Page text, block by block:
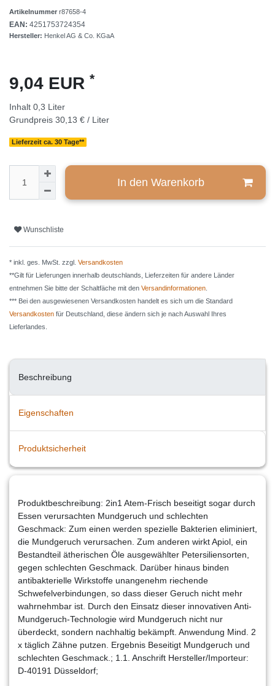
Artikelnummer r87658-4
EAN: 4251753724354
Hersteller: Henkel AG & Co. KGaA
9,04 EUR *
Inhalt 0,3 Liter
Grundpreis 30,13 € / Liter
Lieferzeit ca. 30 Tage**
In den Warenkorb
Wunschliste
* inkl. ges. MwSt. zzgl. Versandkosten
**Gilt für Lieferungen innerhalb deutschlands, Lieferzeiten für andere Länder
entnehmen Sie bitte der Schaltfäche mit den Versandinformationen
*** Bei den ausgewiesenen Versandkosten handelt es sich um die Standard
Versandkosten für Deutschland, diese ändern sich je nach Auswahl Ihres
Lieferlandes.
Beschreibung
Eigenschaften
Produktsicherheit
Produktbeschreibung: 2in1 Atem-Frisch beseitigt sogar durch
Essen verursachten Mundgeruch und schlechten
Geschmack: Zum einen werden spezielle Bakterien eliminiert,
die Mundgeruch verursachen. Zum anderen wirkt Apiol, ein
Bestandteil ätherischen Öle ausgewählter Petersiliensorten,
gegen schlechten Geschmack. Darüber hinaus binden
antibakterielle Wirkstoffe unangenehm riechende
Schwefelverbindungen, so dass dieser Geruch nicht mehr
wahrnehmbar ist. Durch den Einsatz dieser innovativen Anti-
Mundgeruch-Technologie wird Mundgeruch nicht nur
überdeckt, sondern nachhaltig bekämpft. Anwendung Mind. 2
x täglich Zähne putzen. Ergebnis Beseitigt Mundgeruch und
schlechten Geschmack.; 1.1. Anschrift Hersteller/Importeur:
D-40191 Düsseldorf;